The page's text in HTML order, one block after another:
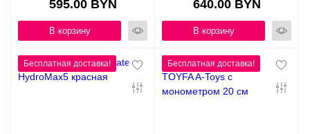
595.00 BYN
В корзину
640.00 BYN
В корзину